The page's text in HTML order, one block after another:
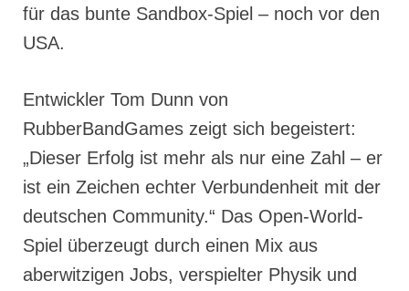
für das bunte Sandbox-Spiel – noch vor den
USA.
Entwickler Tom Dunn von
RubberBandGames zeigt sich begeistert:
„Dieser Erfolg ist mehr als nur eine Zahl – er
ist ein Zeichen echter Verbundenheit mit der
deutschen Community.“ Das Open-World-
Spiel überzeugt durch einen Mix aus
aberwitzigen Jobs, verspielter Physik und